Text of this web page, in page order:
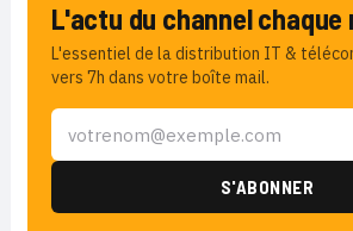
L'actu du channel chaque
L'essentiel de la distribution IT &
vers 7h dans votre boîte mail.